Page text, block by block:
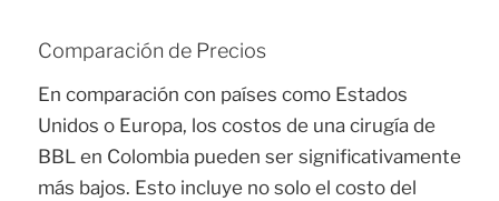
Comparación de Precios
En comparación con países como Estados
Unidos o Europa, los costos de una cirugía de
BBL en Colombia pueden ser significativamente
más bajos. Esto incluye no solo el costo del